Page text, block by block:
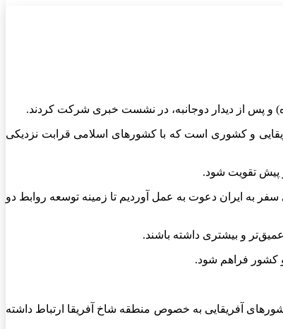
و کشوری است که با کشورهای اسلامی قرابت نزدیکی
به ایران دعوت به عمل آوردیم تا زمینه توسعه روابط دو
و بیشتری داشته باشند.
کشور فراهم شود.
آفریقایی به خصوص منطقه شاخ آفریقا ارتباط داشته